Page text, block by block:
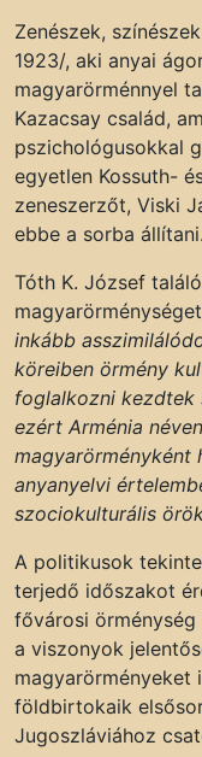
Zenészek,
1923/, aki anyai
magyarörménnyel
Kazacsay család,
pszichológusokkal
egyetlen Kossuth-
zeneszerzőt, Viski
ebbe a sorba állítani.
Tóth K. József
inkább
köreiben örmény
foglalkozni kezdtek
ezért Arménia
magyarörményként
anyanyelvi
szociokulturális
A politikusok
terjedő időszakot
fővárosi
a viszonyok
magyarörményeket
földbirtokaik
Jugoszláviához